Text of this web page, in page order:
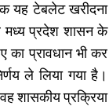
यह टेबलेट खरीदना
मध्य प्रदेश शासन के
का प्रावधान भी कर
ले लिया गया है।
शासकीय प्रक्रिया